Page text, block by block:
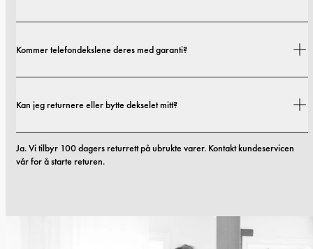
finner alle detaljer i vår fraktpolicy.
Kommer telefondekslene deres med garanti?
materialer eller utførelse innen de første 12 månedene, erstatter vi dekselet
Kan jeg returnere eller bytte dekselet mitt?
Ja. Vi tilbyr 100 dagers returrett på ubrukte varer. Kontakt kundeservicen
vår for å starte returen.